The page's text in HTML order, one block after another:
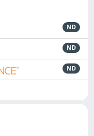
ND
ND
ND